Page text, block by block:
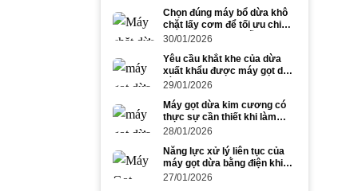
Chọn đúng máy bổ dừa khô
chặt lấy cơm để tối ưu chi
phí và năng suất mỗi ngày
30/01/2026
Yêu cầu khắt khe của dừa
xuất khẩu được máy gọt dừa
bằng điện đáp ứng ra sao?
29/01/2026
Máy gọt dừa kim cương có
thực sự cần thiết khi làm
dừa xuất khẩu số lượng lớn?
28/01/2026
Năng lực xử lý liên tục của
máy gọt dừa bằng điện khi
gọt dừa to trong cao điểm
27/01/2026